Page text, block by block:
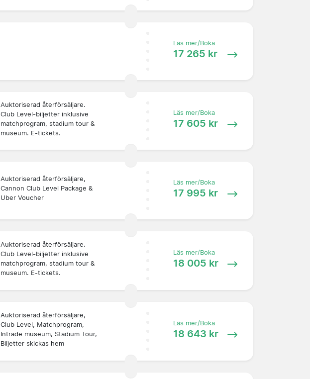
Läs mer/Boka
17 265 kr
Auktoriserad återförsäljare.
Club Level-biljetter inklusive
matchprogram, stadium tour &
museum. E-tickets.
Läs mer/Boka
17 605 kr
Auktoriserad återförsäljare,
Cannon Club Level Package &
Uber Voucher
Läs mer/Boka
17 995 kr
Auktoriserad återförsäljare.
Club Level-biljetter inklusive
matchprogram, stadium tour &
museum. E-tickets.
Läs mer/Boka
18 005 kr
Auktoriserad återförsäljare,
Club Level, Matchprogram,
Inträde museum, Stadium Tour,
Biljetter skickas hem
Läs mer/Boka
18 643 kr